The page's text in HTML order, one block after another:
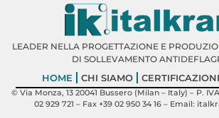
LEADER NELLA PROGETTAZIONE E
DI SOLLEVAMENTO
HOME CHI SIAMO CERTIFICAZIONI
© Via Monza, 13 20041 Bussero (Milan – Italy) – P.
02 929 721 – Fax +39 02 950 34 16 – Email: